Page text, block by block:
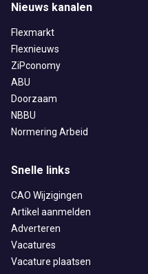
Nieuws kanalen
Flexmarkt
Flexnieuws
ZiPconomy
ABU
Doorzaam
NBBU
Normering Arbeid
Snelle links
CAO Wijzigingen
Artikel aanmelden
Adverteren
Vacatures
Vacature plaatsen